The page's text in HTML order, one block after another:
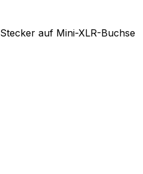
auf Mini-XLR-Buchse